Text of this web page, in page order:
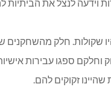
יותר מ-4 נקודות וידעה לנצל את
שקולות. חלק מהשחקנים
וחלקם ספגו עבירות
זקוקים להם.